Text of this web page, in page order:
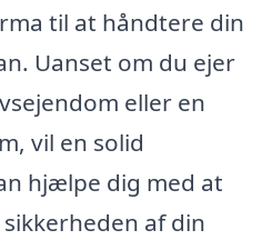
til at håndtere din
Uanset om du ejer
eller en
vil en solid
hjælpe dig med at
af din